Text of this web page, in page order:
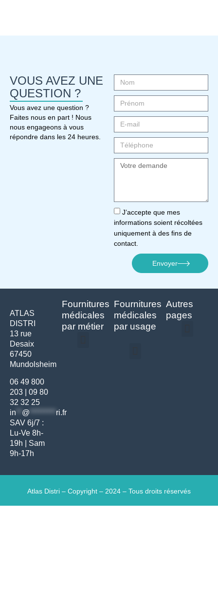
VOUS AVEZ UNE
QUESTION ?
Vous avez une question ?
Faites nous en part ! Nous
nous engageons à vous
répondre dans les 24 heures.
J’accepte que mes
informations soient récoltées
uniquement à des fins de
contact.
Envoyer
ATLAS
DISTRI
13 rue
Desaix
67450
Mundolsheim
06 49 800
203
09 80
32 32 25
in
@ ********* ri.fr
SAV 6j/7 :
Lu-Ve 8h-
19h | Sam
9h-17h
Fournitures
médicales
par métier
Fournitures
médicales
par usage
Autres
pages
Atlas Distri – Copyright – 2024 – Tous droits réservés